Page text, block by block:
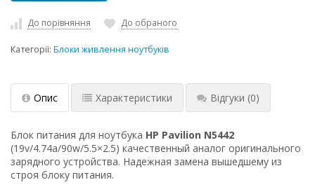
До порівняння До обраного
Категорії: Блоки живлення ноутбуків
Опис Характеристики Відгуки (0)
Блок питания для ноутбука HP Pavilion N5442
(19v/4.74a/90w/5.5×2.5) качественный аналог оригинального
зарядного устройства. Надежная замена вышедшему из
строя блоку питания.